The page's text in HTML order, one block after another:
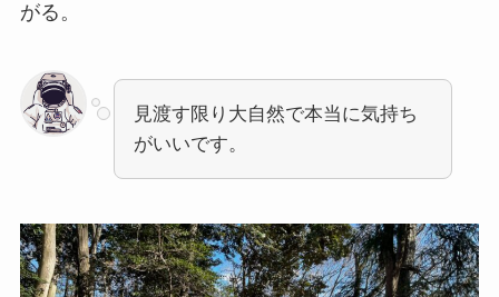
がる。
見渡す限り大自然で本当に気持ち
がいいです。